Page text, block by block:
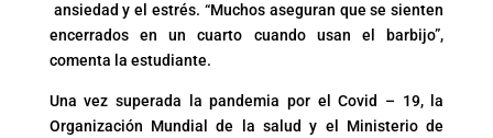
ansiedad y el estrés. “Muchos aseguran que se sienten
encerrados en un cuarto cuando usan el barbijo”,
comenta la estudiante.
Una vez superada la pandemia por el Covid – 19, la
Organización Mundial de la salud y el Ministerio de